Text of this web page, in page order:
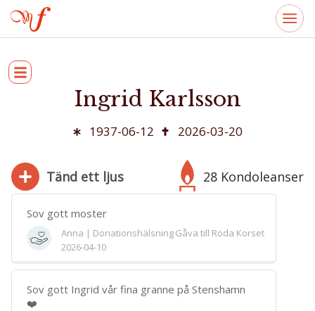
Ingrid Karlsson
1937-06-12 2026-03-20
Tänd ett ljus 28 Kondoleanser
Bifoga bild
Jag har läst och accepterar villkoren
Sov gott moster
Anna | Donationshälsning
2026-04-10
Gåva till Röda Korset
Sov gott Ingrid vår fina granne på Stenshamn
❤️